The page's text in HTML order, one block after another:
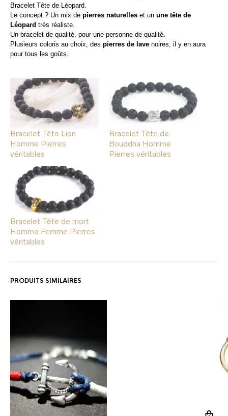
Bracelet Tête de Léopard.
Le concept ? Un mix de pierres naturelles et un une tête de
Léopard très réaliste.
Un bracelet de qualité, pour une personne de qualité.
Plusieurs coloris au choix, des pierres de lave noires, il y en aura
pour tous les goûts.
Bracelet Tête Lion
Homme Pierres
véritables
Bracelet Tête de
Bouddha Homme
Pierres véritables
Bracelet Tête de mort
Homme Femme Pierres
véritables
PRODUITS SIMILAIRES